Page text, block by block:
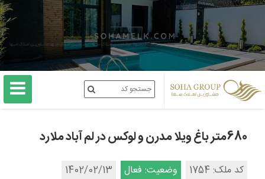
680متر باغ ویلا مدرن و لوکس در لم آباد ملارد
کد ملک: 1754 وضعیت: فعال 1402/02/13